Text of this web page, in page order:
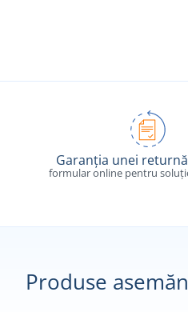
Garanția unei
formular online pentru
Produse